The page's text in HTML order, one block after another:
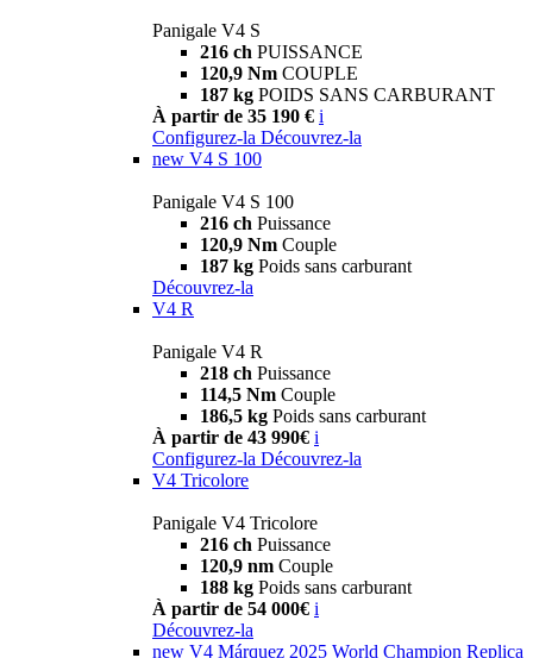
Panigale V4 S
216 ch PUISSANCE
120,9 Nm COUPLE
187 kg POIDS SANS CARBURANT
À partir de 35 190 € i
Configurez-la Découvrez-la
new V4 S 100
Panigale V4 S 100
216 ch Puissance
120,9 Nm Couple
187 kg Poids sans carburant
Découvrez-la
V4 R
Panigale V4 R
218 ch Puissance
114,5 Nm Couple
186,5 kg Poids sans carburant
À partir de 43 990€ i
Configurez-la Découvrez-la
V4 Tricolore
Panigale V4 Tricolore
216 ch Puissance
120,9 nm Couple
188 kg Poids sans carburant
À partir de 54 000€ i
Découvrez-la
new V4 Márquez 2025 World Champion Replica